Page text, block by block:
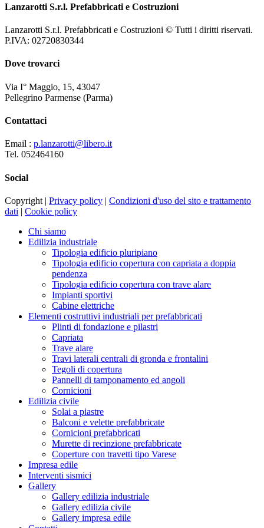
Lanzarotti S.r.l. Prefabbricati e Costruzioni
Lanzarotti S.r.l. Prefabbricati e Costruzioni © Tutti i diritti riservati.
P.IVA: 02720830344
Dove trovarci
Via I° Maggio, 15, 43047
Pellegrino Parmense (Parma)
Contattaci
Email : p.lanzarotti@libero.it
Tel. 052464160
Social
Copyright | Privacy policy | Condizioni d'uso del sito e trattamento
dati | Cookie policy
Chi siamo
Edilizia industriale
Tipologia edificio pluripiano
Tipologia edificio copertura con capriata a doppia
pendenza
Tipologia edificio copertura con trave alare
Impianti sportivi
Cabine elettriche
Elementi costruttivi industriali per prefabbricati
Plinti di fondazione e pilastri
Capriata
Trave alare
Travi laterali centrali di gronda e frontalini
Tegoli di copertura
Pannelli di tamponamento ed angoli
Cornicioni
Edilizia civile
Solai a piastre
Balconi e velette prefabbricate
Cornicioni prefabbricati
Murette di recinzione prefabbricate
Coperture con travetti tipo Varese
Impresa edile
Interventi sismici
Gallery
Gallery edilizia industriale
Gallery edilizia civile
Gallery impresa edile